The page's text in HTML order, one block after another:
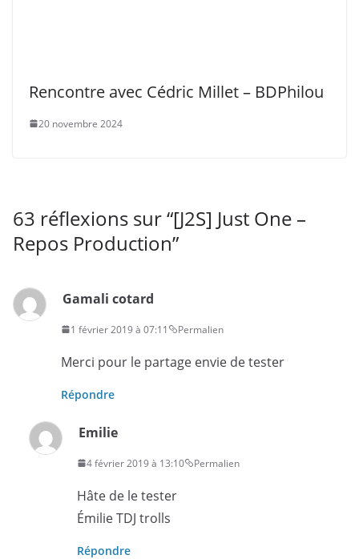
Rencontre avec Cédric Millet – BDPhilou
20 novembre 2024
63 réflexions sur “[J2S] Just One –
Repos Production”
Gamali cotard
1 février 2019 à 07:11 Permalien
Merci pour le partage envie de tester
Répondre
Emilie
4 février 2019 à 13:10 Permalien
Hâte de le tester
Émilie TDJ trolls
Répondre